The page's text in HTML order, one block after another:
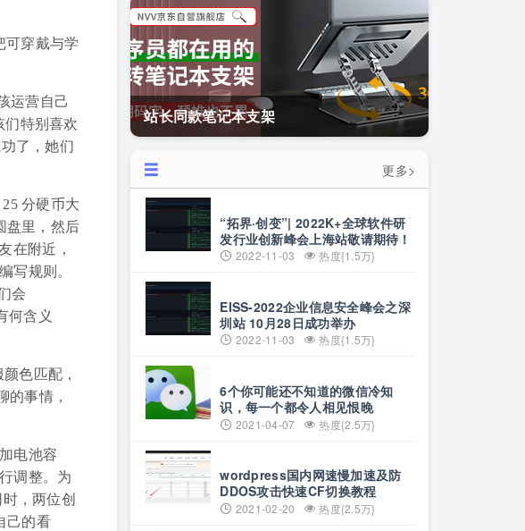
可穿戴与学
运营自己
们特别喜欢
了，她们
分硬币大
盘里，然后
在附近，
写规则。
会
何含义
色匹配，
的事情，
电池容
调整。为
，两位创
己的看
站长同款笔记本支架
更多>
“拓界·创变”| 2022K+全球软件研
发行业创新峰会上海站敬请期待！
2022-11-03 热度{1.5万}
EISS-2022企业信息安全峰会之深
圳站 10月28日成功举办
2022-11-03 热度{1.5万}
6个你可能还不知道的微信冷知
识，每一个都令人相见恨晚
2021-04-07 热度{2.5万}
wordpress国内网速慢加速及防
DDOS攻击快速CF切换教程
2021-02-20 热度{2.5万}